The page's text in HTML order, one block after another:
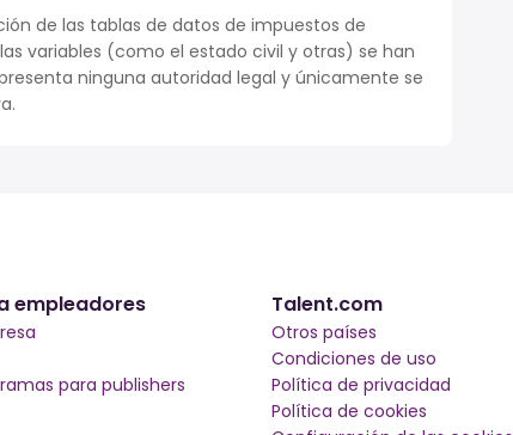
de las tablas de datos de impuestos de
variables (como el estado civil y otras) se han
ninguna autoridad legal y únicamente se
empleadores
para publishers
Talent.com
Otros países
Condiciones de uso
Política de privacidad
Política de cookies